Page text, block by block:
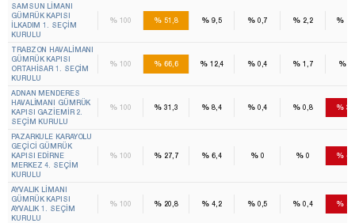
SAMSUN LIMANI
GÜMRÜK KAPISI
İLKADIM 1. SEÇIM
KURULU
% 100 % 51,8 % 9,5 %0,7 % 2,2 %
TRABZON HAVALIMANI
GÜMRÜK KAPISI
ORTAHISAR 1. SEÇIM
KURULU
% 100 % 66,6 %12,4 %0,4 % 1,7 %
ADNAN MENDERES
HAVALIMANI GÜMRÜK
KAPISI GAZIEMIR 2.
SEÇIM KURULU
% 100 % 31,3 % 8,4 %0,4 % 0,8 %
PAZARKULE KARAYOLU
GEÇICI GÜMRÜK
KAPISI EDIRNE
MERKEZ 4. SEÇIM
KURULU
% 100 % 27,7 % 6,4 %0 % 0 %
AYVALIK LIMANI
GÜMRÜK KAPISI
AYVALIK 1. SEÇIM
KURULU
% 100 % 20,8 % 4,2 %0,5 % 0,4 %